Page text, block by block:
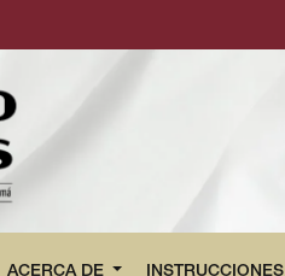
ACERCA DE INSTRUCCIONES